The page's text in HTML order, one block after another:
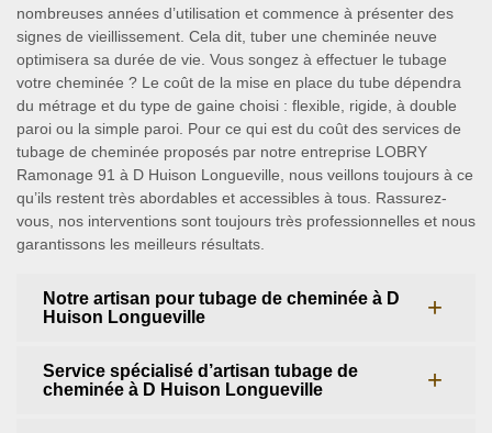
nombreuses années d’utilisation et commence à présenter des
signes de vieillissement. Cela dit, tuber une cheminée neuve
optimisera sa durée de vie. Vous songez à effectuer le tubage
votre cheminée ? Le coût de la mise en place du tube dépendra
du métrage et du type de gaine choisi : flexible, rigide, à double
paroi ou la simple paroi. Pour ce qui est du coût des services de
tubage de cheminée proposés par notre entreprise LOBRY
Ramonage 91 à D Huison Longueville, nous veillons toujours à ce
qu’ils restent très abordables et accessibles à tous. Rassurez-
vous, nos interventions sont toujours très professionnelles et nous
garantissons les meilleurs résultats.
Notre artisan pour tubage de cheminée à D
Huison Longueville
Service spécialisé d’artisan tubage de
cheminée à D Huison Longueville